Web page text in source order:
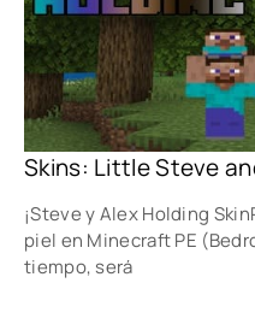
Skins: Little Steve
¡Steve y Alex Holding
piel en Minecraft PE
tiempo, será